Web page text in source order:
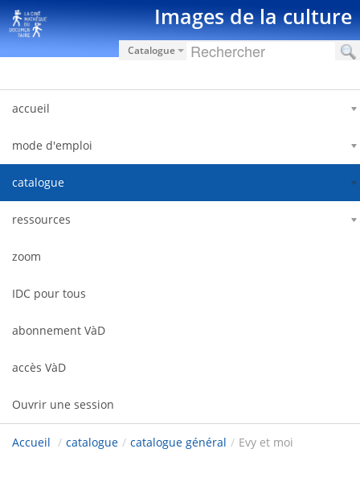
Saut au contenu Images de la culture
Catalogue
accueil
mode d'emploi
catalogue
ressources
zoom
IDC pour tous
abonnement VàD
accès VàD
Ouvrir une session
Accueil / catalogue / catalogue général / Evy et moi